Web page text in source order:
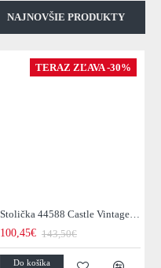
NAJNOVŠIE PRODUKTY
TERAZ ZĽAVA -30%
Stolička 44588 Castle Vintage Black
100,45€ 143,50€
Do košíka